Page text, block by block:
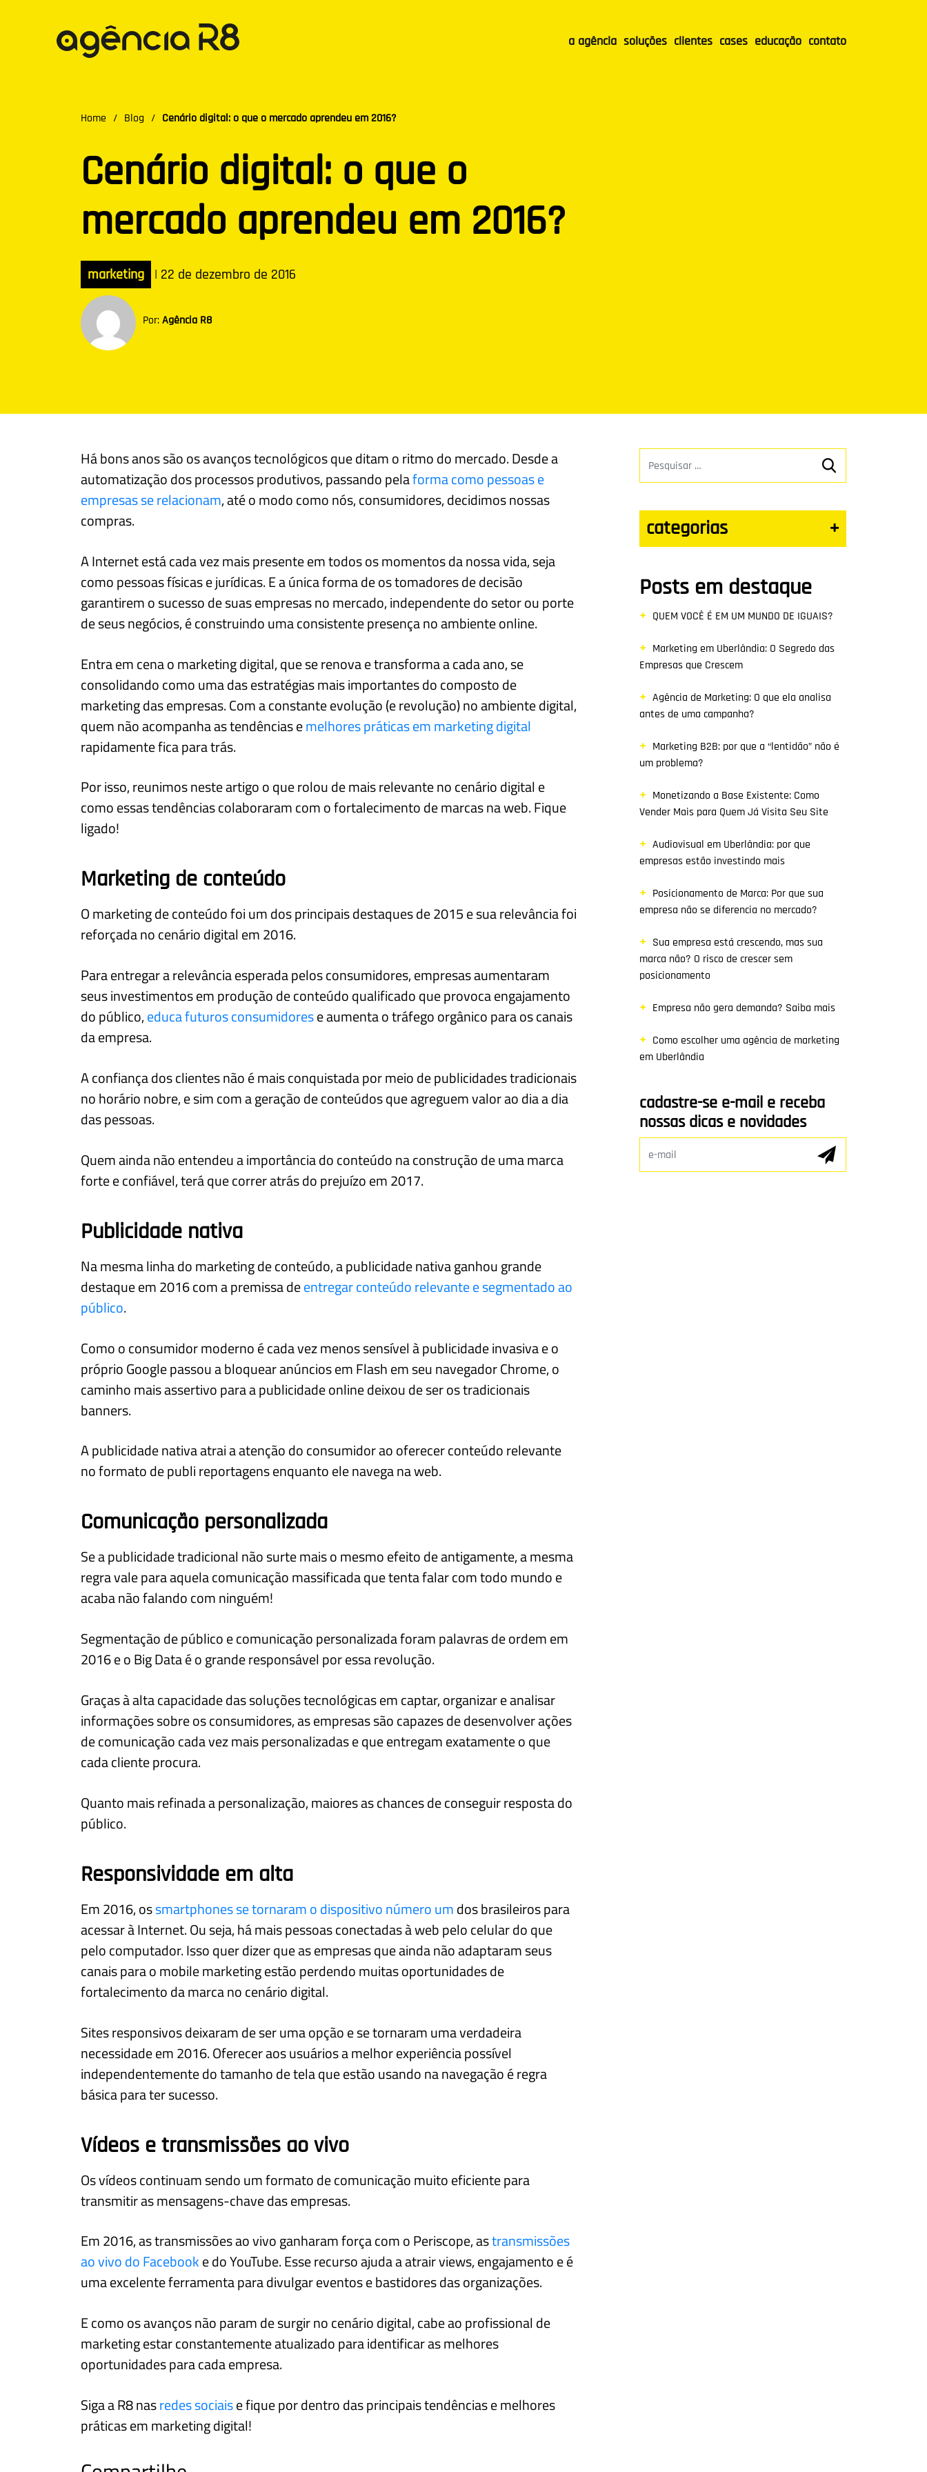
a agência soluções clientes cases educação contato
Home / Blog / Cenário digital: o que o mercado aprendeu em 2016?
Cenário digital: o que o
mercado aprendeu em 2016?
marketing | 22 de dezembro de 2016
Por:Agência R8
Há bons anos são os avanços tecnológicos que ditam o ritmo do mercado. Desde a
automatização dos processos produtivos, passando pelaforma como pessoas e
empresas se relacionam, até o modo como nós, consumidores, decidimos nossas
compras.
A Internet está cada vez mais presente em todos os momentos da nossa vida, seja
como pessoas físicas e jurídicas. E a única forma de os tomadores de decisão
garantirem o sucesso de suas empresas no mercado, independente do setor ou porte
de seus negócios, é construindo uma consistente presença no ambiente online.
Entra em cena o marketing digital, que se renova e transforma a cada ano, se
consolidando como uma das estratégias mais importantes do composto de
marketing das empresas. Com a constante evolução (e revolução) no ambiente digital,
quem não acompanha as tendências emelhores práticas em marketing digital
rapidamente fica para trás.
Por isso, reunimos neste artigo o que rolou de mais relevante no cenário digital e
como essas tendências colaboraram com o fortalecimento de marcas na web. Fique
ligado!
Marketing de conteúdo
O marketing de conteúdo foi um dos principais destaques de 2015 e sua relevância foi
reforçada no cenário digital em 2016.
Para entregar a relevância esperada pelos consumidores, empresas aumentaram
seus investimentos em produção de conteúdo qualificado que provoca engajamento
do público,educa futuros consumidorese aumenta o tráfego orgânico para os canais
da empresa.
A confiança dos clientes não é mais conquistada por meio de publicidades tradicionais
no horário nobre, e sim com a geração de conteúdos que agreguem valor ao dia a dia
das pessoas.
Quem ainda não entendeu a importância do conteúdo na construção de uma marca
forte e confiável, terá que correr atrás do prejuízo em 2017.
Publicidade nativa
Na mesma linha do marketing de conteúdo, a publicidade nativa ganhou grande
destaque em 2016 com a premissa deentregar conteúdo relevante e segmentado ao
público.
Como o consumidor moderno é cada vez menos sensível à publicidade invasiva e o
próprio Google passou a bloquear anúncios em Flash em seu navegador Chrome, o
caminho mais assertivo para a publicidade online deixou de ser os tradicionais
banners.
A publicidade nativa atrai a atenção do consumidor ao oferecer conteúdo relevante
no formato de publi reportagens enquanto ele navega na web.
Comunicação personalizada
Se a publicidade tradicional não surte mais o mesmo efeito de antigamente, a mesma
regra vale para aquela comunicação massificada que tenta falar com todo mundo e
acaba não falando com ninguém!
Segmentação de público e comunicação personalizada foram palavras de ordem em
2016 e o Big Data é o grande responsável por essa revolução.
Graças à alta capacidade das soluções tecnológicas em captar, organizar e analisar
informações sobre os consumidores, as empresas são capazes de desenvolver ações
de comunicação cada vez mais personalizadas e que entregam exatamente o que
cada cliente procura.
Quanto mais refinada a personalização, maiores as chances de conseguir resposta do
público.
Responsividade em alta
Em 2016, ossmartphones se tornaram o dispositivo número umdos brasileiros para
acessar à Internet. Ou seja, há mais pessoas conectadas à web pelo celular do que
pelo computador. Isso quer dizer que as empresas que ainda não adaptaram seus
canais para o mobile marketing estão perdendo muitas oportunidades de
fortalecimento da marca no cenário digital.
Sites responsivos deixaram de ser uma opção e se tornaram uma verdadeira
necessidade em 2016. Oferecer aos usuários a melhor experiência possível
independentemente do tamanho de tela que estão usando na navegação é regra
básica para ter sucesso.
Vídeos e transmissões ao vivo
Os vídeos continuam sendo um formato de comunicação muito eficiente para
transmitir as mensagens-chave das empresas.
Em 2016, as transmissões ao vivo ganharam força com o Periscope, astransmissões
ao vivo do Facebooke do YouTube. Esse recurso ajuda a atrair views, engajamento e é
uma excelente ferramenta para divulgar eventos e bastidores das organizações.
E como os avanços não param de surgir no cenário digital, cabe ao profissional de
marketing estar constantemente atualizado para identificar as melhores
oportunidades para cada empresa.
Siga a R8 nasredes sociaise fique por dentro das principais tendências e melhores
práticas em marketing digital!
categorias +
Posts em destaque
QUEM VOCÊ É EM UM MUNDO DE IGUAIS?
Marketing em Uberlândia: O Segredo das
Empresas que Crescem
Agência de Marketing: O que ela analisa
antes de uma campanha?
Marketing B2B: por que a “lentidão” não é
um problema?
Monetizando a Base Existente: Como
Vender Mais para Quem Já Visita Seu Site
Audiovisual em Uberlândia: por que
empresas estão investindo mais
Posicionamento de Marca: Por que sua
empresa não se diferencia no mercado?
Sua empresa está crescendo, mas sua
marca não? O risco de crescer sem
posicionamento
Empresa não gera demanda? Saiba mais
Como escolher uma agência de marketing
em Uberlândia
cadastre-se e-mail e receba
nossas dicas e novidades